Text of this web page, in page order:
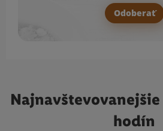
Odoberať
Najnavštevovanejšie
hodín